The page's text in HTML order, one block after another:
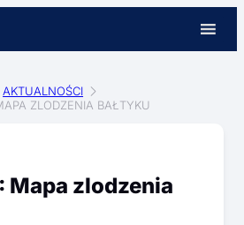
AKTUALNOŚCI
ZLODZENIA BAŁTYKU
Mapa zlodzenia